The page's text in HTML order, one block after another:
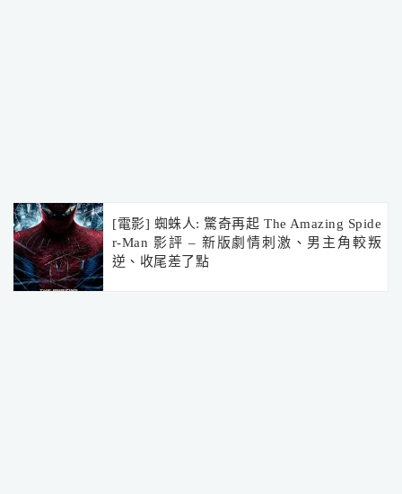
[電影] 蜘蛛人: 驚奇再起 The Amazing Spide
r-Man 影評 – 新版劇情刺激、男主角較叛
逆、收尾差了點